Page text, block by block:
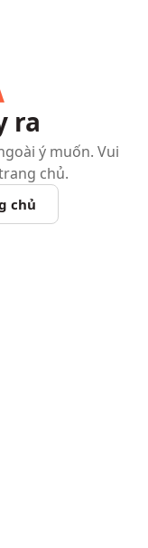
ra
ý muốn. Vui
chủ.
chủ